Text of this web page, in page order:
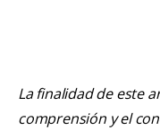
La finalidad de este
comprensión y el